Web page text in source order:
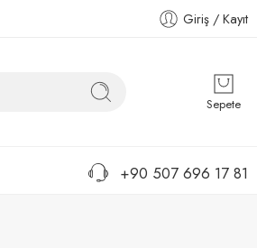
Giriş / Kayıt
Sepete
+90 507 696 17 81